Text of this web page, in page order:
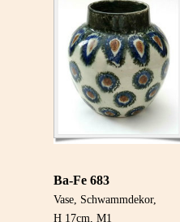
Ba-Fe 683
Vase, Schwammdekor,
H 17cm, M1